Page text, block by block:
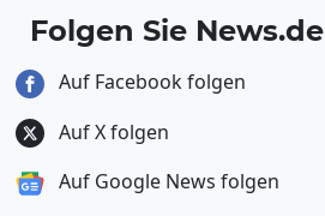
Folgen Sie News.de
Auf Facebook folgen
Auf X folgen
Auf Google News folgen